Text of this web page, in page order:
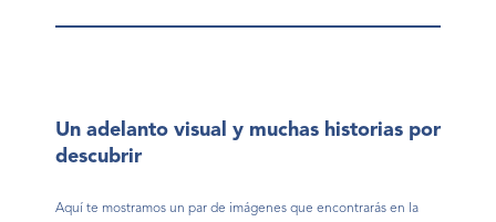
Un adelanto visual y muchas historias por
descubrir
Aquí te mostramos un par de imágenes que encontrarás en la